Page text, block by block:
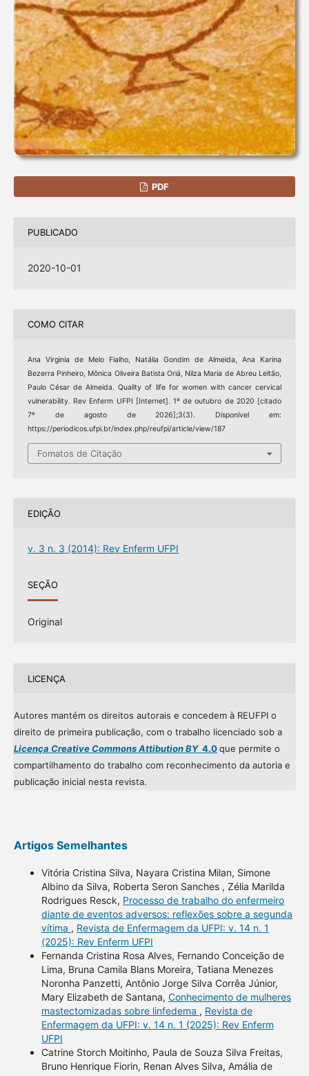
PDF
PUBLICADO
2020-10-01
COMO CITAR
Ana Virginia de Melo Fialho, Natália Gondim de Almeida, Ana Karina
Bezerra Pinheiro, Mônica Oliveira Batista Oriá, Nilza Maria de Abreu Leitão,
Paulo César de Almeida. Quality of life for women with cancer cervical
vulnerability. Rev Enferm UFPI [Internet]. 1º de outubro de 2020 [citado
7º de agosto de 2026];3(3). Disponível em:
https://periodicos.ufpi.br/index.php/reufpi/article/view/187
Fomatos de Citação
EDIÇÃO
v. 3 n. 3 (2014): Rev Enferm UFPI
SEÇÃO
Original
LICENÇA
Autores mantém os direitos autorais e concedem à REUFPI o
direito de primeira publicação, com o trabalho licenciado sob a
Licença Creative Commons Attibution BY4.0que permite o
compartilhamento do trabalho com reconhecimento da autoria e
publicação inicial nesta revista.
Artigos Semelhantes
Vitória Cristina Silva, Nayara Cristina Milan, Simone
Albino da Silva, Roberta Seron Sanches , Zélia Marilda
Rodrigues Resck, Processo de trabalho do enfermeiro
diante de eventos adversos: reflexões sobre a segunda
vítima , Revista de Enfermagem da UFPI: v. 14 n. 1
(2025): Rev Enferm UFPI
Fernanda Cristina Rosa Alves, Fernando Conceição de
Lima, Bruna Camila Blans Moreira, Tatiana Menezes
Noronha Panzetti, Antônio Jorge Silva Corrêa Júnior,
Mary Elizabeth de Santana, Conhecimento de mulheres
mastectomizadas sobre linfedema , Revista de
Enfermagem da UFPI: v. 14 n. 1 (2025): Rev Enferm
UFPI
Catrine Storch Moitinho, Paula de Souza Silva Freitas,
Bruno Henrique Fiorin, Renan Alves Silva, Amália de